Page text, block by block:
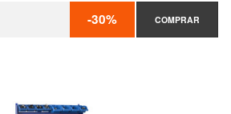
-30% COMPRAR